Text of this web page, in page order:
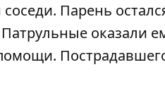
Парень
Патрульные оказали